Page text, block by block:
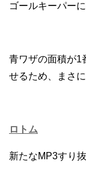
ゴールキーパー
青ワザの面積が1
せるため、まさ
ロトム
新たなMP3すり